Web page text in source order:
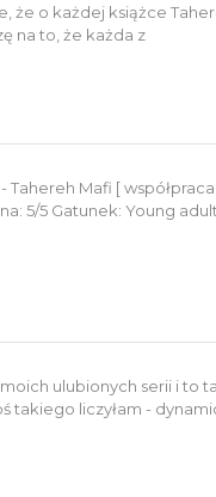
że o każdej książce
na to, że każda z
- Tahereh Mafi [
5/5 Gatunek: Young
moich ulubionych serii i to
takiego liczyłam -